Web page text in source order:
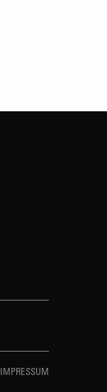
IMPRESSUM